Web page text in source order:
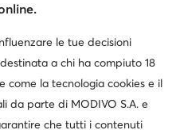
Italia (IT)
2026
le tue decisioni
a chi ha compiuto 18
come la tecnologia cookies e il
da parte di MODIVO S.A. e
che tutti i contenuti